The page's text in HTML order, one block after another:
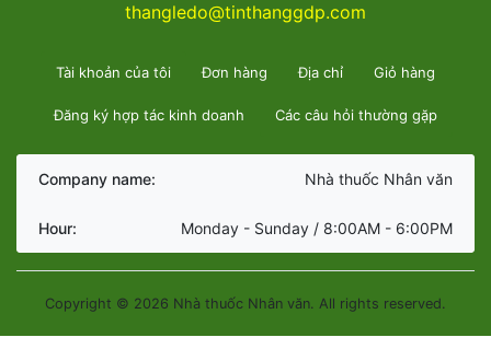
thangledo@tinthanggdp.com
Tài khoản của tôi Đơn hàng Địa chỉ Giỏ hàng
Đăng ký hợp tác kinh doanh Các câu hỏi thường gặp
Company name: Nhà thuốc Nhân văn
Hour: Monday - Sunday / 8:00AM - 6:00PM
Copyright © 2026 Nhà thuốc Nhân văn. All rights reserved.